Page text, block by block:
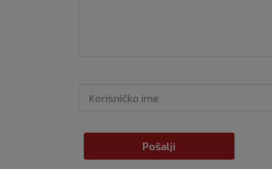
Pošalji